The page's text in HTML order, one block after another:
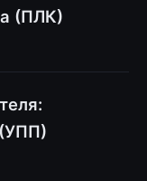
(ПЛК)
(УПП)